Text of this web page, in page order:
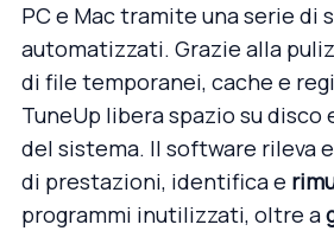
PC e Mac tramite una serie di
automatizzati. Grazie alla
di file temporanei, cache e
TuneUp libera spazio su disco
del sistema. Il software rileva
di prestazioni, identifica e
programmi inutilizzati, oltre a